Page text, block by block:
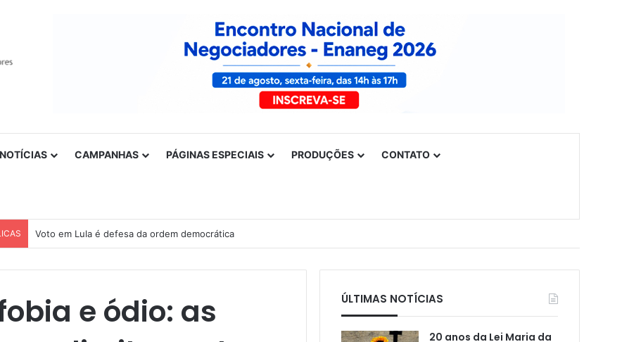
NOTÍCIAS CAMPANHAS PÁGINAS ESPECIAIS PRODUÇÕES CONTATO
Nota de solidariedade ao povo venezuelano
e ódio: as
ÚLTIMAS NOTÍCIAS
20 anos da Lei Maria da